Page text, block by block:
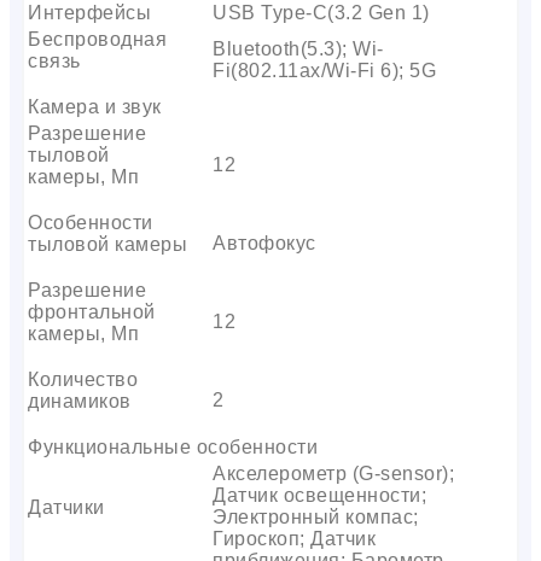
Интерфейсы
USB Type-C(3.2 Gen 1)
Беспроводная
связь
Bluetooth(5.3); Wi-
Fi(802.11ax/Wi-Fi 6); 5G
Камера и звук
Разрешение
тыловой
камеры, Мп
12
Особенности
тыловой камеры
Автофокус
Разрешение
фронтальной
камеры, Мп
12
Количество
динамиков
2
Функциональные особенности
Датчики
Акселерометр (G-sensor);
Датчик освещенности;
Электронный компас;
Гироскоп; Датчик